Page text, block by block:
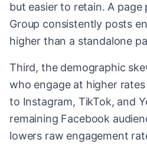
but easier to retain. A
Group consistently posts
higher than a standalone
Third, the demographic
who engage at higher
to Instagram, TikTok, and
remaining Facebook
lowers raw engagement